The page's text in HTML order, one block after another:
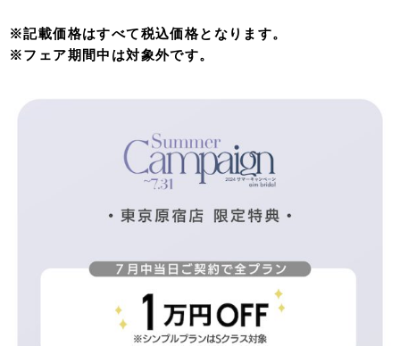
※記載価格はすべて税込価格となります。
※フェア期間中は対象外です。